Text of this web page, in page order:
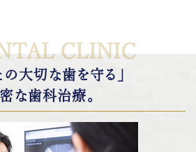
CLINIC
の大切な歯を守る」
な歯科治療。